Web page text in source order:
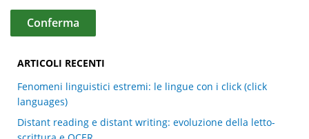
ARTICOLI RECENTI
Fenomeni linguistici estremi: le lingue con i click (click
languages)
Distant reading e distant writing: evoluzione della letto-